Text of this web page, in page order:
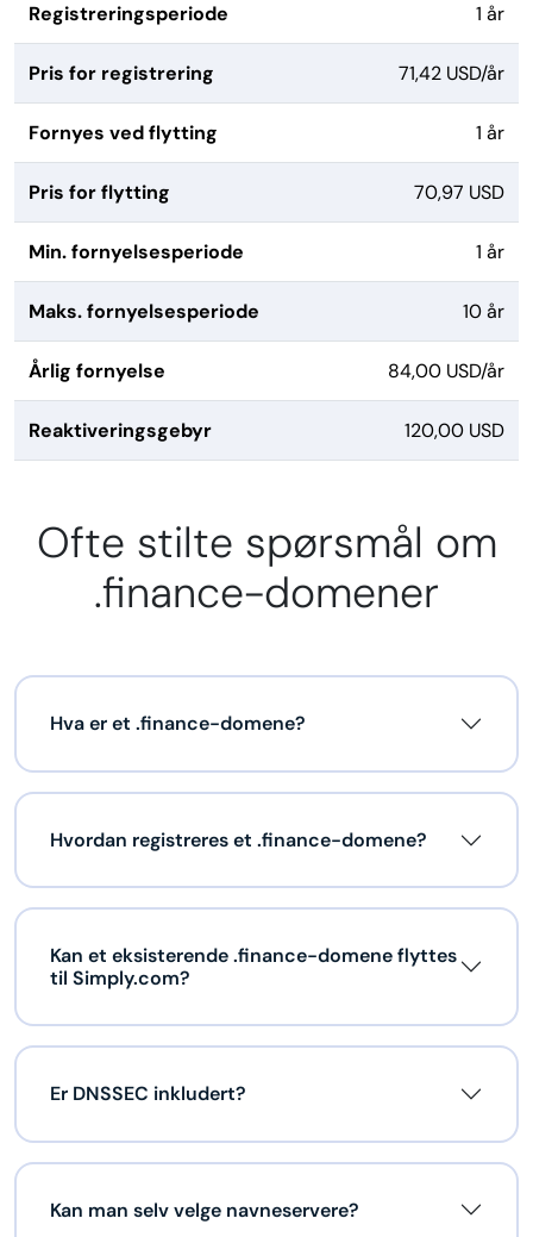
Registreringsperiode 1 år
Pris for registrering 71,42 USD/år
Fornyes ved flytting 1 år
Pris for flytting 70,97 USD
Min. fornyelsesperiode 1 år
Maks. fornyelsesperiode 10 år
Årlig fornyelse 84,00 USD/år
Reaktiveringsgebyr 120,00 USD
Ofte stilte spørsmål om
.finance-domener
Hva er et .finance-domene?
Hvordan registreres et .finance-domene?
Kan et eksisterende .finance-domene flyttes
til Simply.com?
Er DNSSEC inkludert?
Kan man selv velge navneservere?